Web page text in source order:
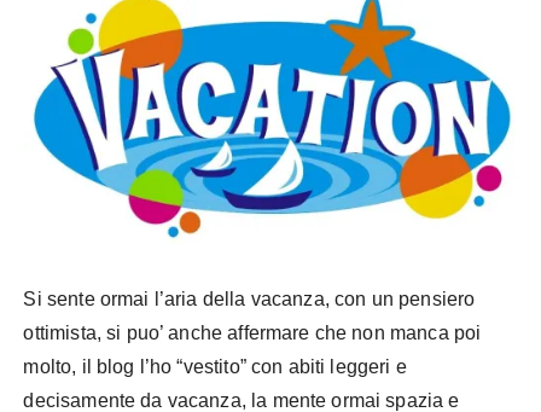
Si sente ormai l’aria della vacanza, con un pensiero
ottimista, si puo’ anche affermare che non manca poi
molto, il blog l’ho “vestito” con abiti leggeri e
decisamente da vacanza, la mente ormai spazia e